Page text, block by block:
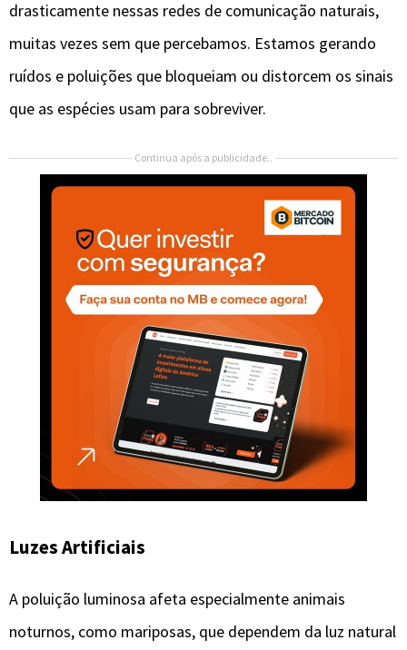
drasticamente nessas redes de comunicação naturais,
muitas vezes sem que percebamos. Estamos gerando
ruídos e poluições que bloqueiam ou distorcem os sinais
que as espécies usam para sobreviver.
Continua após a publicidade..
Luzes Artificiais
A poluição luminosa afeta especialmente animais
noturnos, como mariposas, que dependem da luz natural